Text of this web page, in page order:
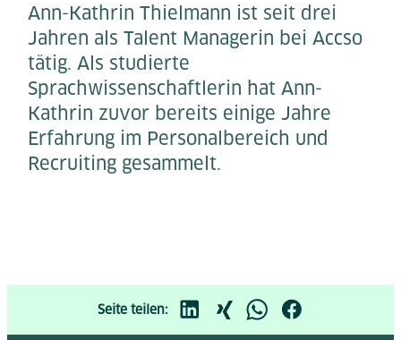
Ann-Kathrin Thielmann ist seit drei
Jahren als Talent Managerin bei Accso
tätig. Als studierte
Sprachwissenschaftlerin hat Ann-
Kathrin zuvor bereits einige Jahre
Erfahrung im Personalbereich und
Recruiting gesammelt.
Seite teilen: